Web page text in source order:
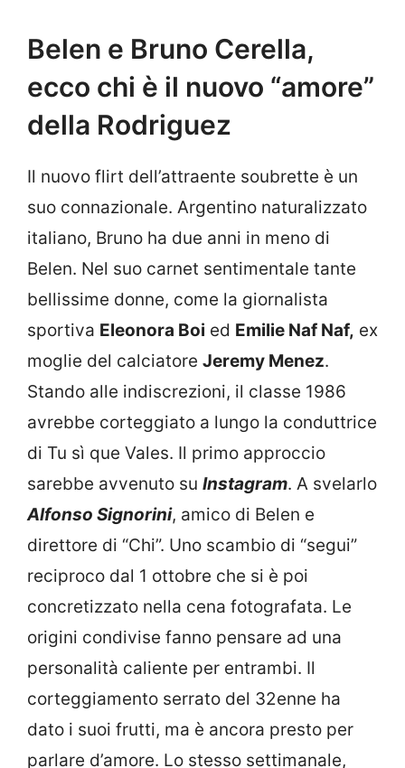
Belen e Bruno Cerella,
ecco chi è il nuovo “amore”
della Rodriguez
Il nuovo flirt dell’attraente soubrette è un
suo connazionale. Argentino naturalizzato
italiano, Bruno ha due anni in meno di
Belen. Nel suo carnet sentimentale tante
bellissime donne, come la giornalista
sportiva Eleonora Boi ed Emilie Naf Naf, ex
moglie del calciatore Jeremy Menez.
Stando alle indiscrezioni, il classe 1986
avrebbe corteggiato a lungo la conduttrice
di Tu sì que Vales. Il primo approccio
sarebbe avvenuto su Instagram. A svelarlo
Alfonso Signorini, amico di Belen e
direttore di “Chi”. Uno scambio di “segui”
reciproco dal 1 ottobre che si è poi
concretizzato nella cena fotografata. Le
origini condivise fanno pensare ad una
personalità caliente per entrambi. Il
corteggiamento serrato del 32enne ha
dato i suoi frutti, ma è ancora presto per
parlare d’amore. Lo stesso settimanale,